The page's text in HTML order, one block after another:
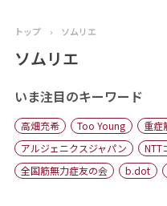
ニュース
おすすめコンテンツ
出版物
会社概要
トップ › ソムリエ
ソムリエ
いま注目のキーワード
高畑充希 Too Young 重症
アルジェニクスジャパン
NTT
全国筋無力症友の会
b.dot